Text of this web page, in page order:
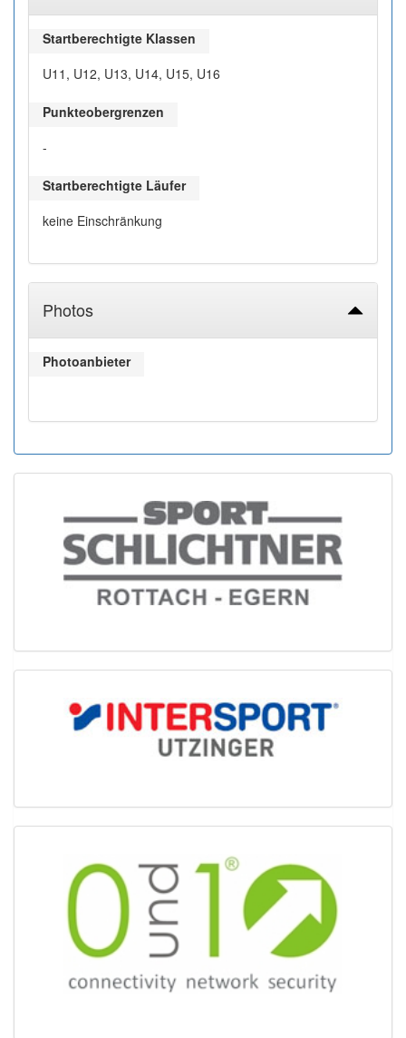
Startberechtigte Klassen
U11, U12, U13, U14, U15, U16
Punkteobergrenzen
-
Startberechtigte Läufer
keine Einschränkung
Photos
Photoanbieter